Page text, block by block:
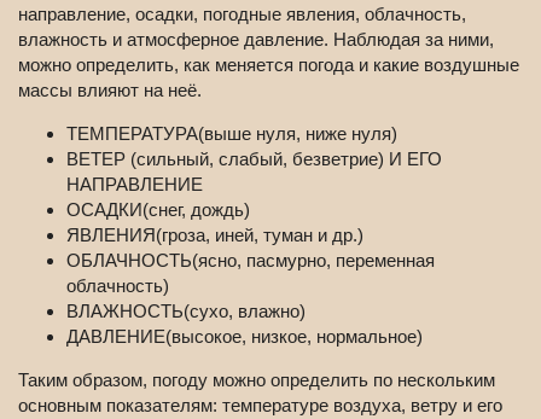
направление, осадки, погодные явления, облачность,
влажность и атмосферное давление. Наблюдая за ними,
можно определить, как меняется погода и какие воздушные
массы влияют на неё.
ТЕМПЕРАТУРА(выше нуля, ниже нуля)
ВЕТЕР (сильный, слабый, безветрие) И ЕГО
НАПРАВЛЕНИЕ
ОСАДКИ(снег, дождь)
ЯВЛЕНИЯ(гроза, иней, туман и др.)
ОБЛАЧНОСТЬ(ясно, пасмурно, переменная
облачность)
ВЛАЖНОСТЬ(сухо, влажно)
ДАВЛЕНИЕ(высокое, низкое, нормальное)
Таким образом, погоду можно определить по нескольким
основным показателям: температуре воздуха, ветру и его